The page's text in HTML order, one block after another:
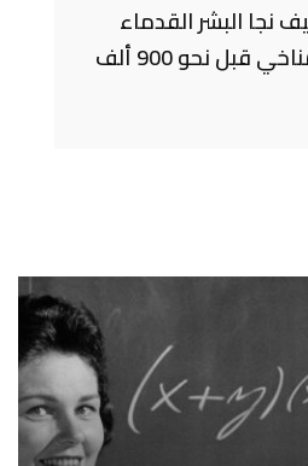
البشر القدماء
من الانقراض المناخي قبل نحو 900 ألف